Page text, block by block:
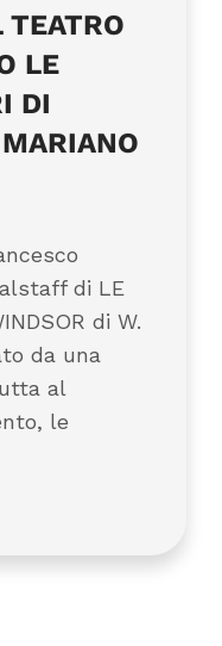
TEATRO
LE
DI
di LE
di W.
da una
al
le